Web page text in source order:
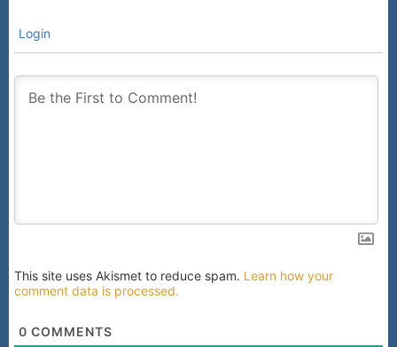
Login
This site uses Akismet to reduce spam. Learn how your
comment data is processed.
0 COMMENTS